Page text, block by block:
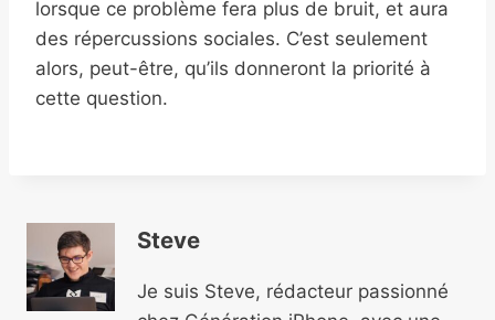
lorsque ce problème fera plus de bruit, et aura
des répercussions sociales. C’est seulement
alors, peut-être, qu’ils donneront la priorité à
cette question.
Steve
Je suis Steve, rédacteur passionné